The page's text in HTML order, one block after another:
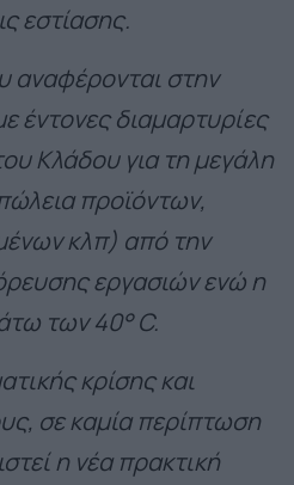
εστίασης.
αναφέρονται στην
έντονες διαμαρτυρίες
Κλάδου για τη μεγάλη
προϊόντων,
κλπ) από την
εργασιών ενώ η
των 40° C.
κρίσης και
σε καμία περίπτωση
η νέα πρακτική